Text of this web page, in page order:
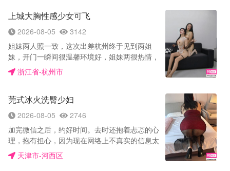
深又紧，刺激感爆棚，爽到头皮发麻。戴套后入
她马达翘臀，肥美的臀浪一波波撞击，水特别
多，湿滑又热。换女上位，她主动坐上来用力
摇，胸前大波晃得眼花。最后下床猛干后入，冲
刺交货，还准备多次反食。服务非常听话又专
业，这大波翘臀真不错，实在太爽了！
上城大胸性感少女可飞
2026-08-05
3142
姐妹两人照一致，这次出差杭州终于见到两姐
妹，开门一瞬间很温馨环境好，姐妹两很热情，
一个给我买矿泉水一个人给我把热水放好，洗好
澡开展姐妹们的表演，逗得我心里乐呵呵！一个
甜咪咪，一个舔鸡鸡，课上的服务只是给我仔细
给我做一遍，口活真好我快把握不住了，妹妹带
上套这上面干我一会，姐姐舔奶我想姐姐啦又准
备套一秒给我换上，翘着屁股摆好姿势让我后入
紧紧的是爽，花样换了好几次，姐妹两配合真
好，不一会就发射了，轻轻的给我擦干净，不催
浙江省-杭州市
莞式冰火洗臀少妇
2026-08-05
2746
加完微信之后，约好时间。去时还抱着忐忑的心
理，抱有担心，因为现在网络上不真实的信息太
多了。 见面后身高1米7左右，少妇一枚感觉还
可以，虽然没有惊喜。按同等价位级服务来说，
天津市-河西区